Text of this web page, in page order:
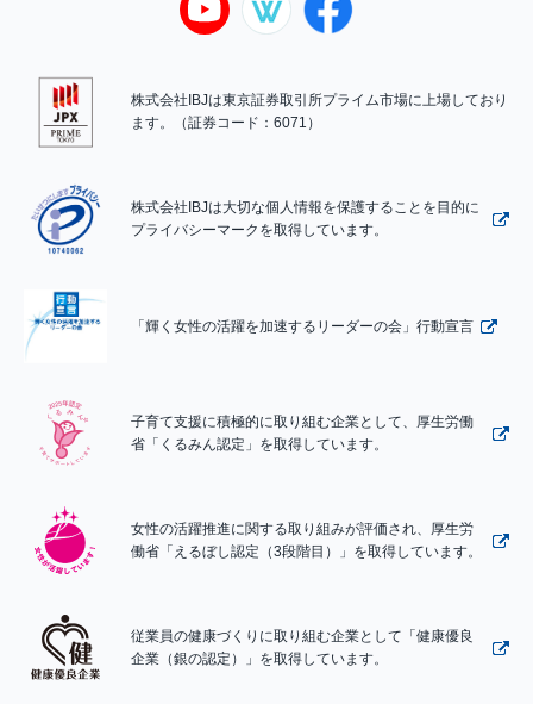
株式会社IBJは東京証券取引所プライム市場に上場しており
ます。（証券コード：6071）
株式会社IBJは大切な個人情報を保護することを目的に
プライバシーマークを取得しています。
「輝く女性の活躍を加速するリーダーの会」行動宣言
子育て支援に積極的に取り組む企業として、厚生労働
省「くるみん認定」を取得しています。
女性の活躍推進に関する取り組みが評価され、厚生労
働省「えるぼし認定（3段階目）」を取得しています。
従業員の健康づくりに取り組む企業として「健康優良
企業（銀の認定）」を取得しています。